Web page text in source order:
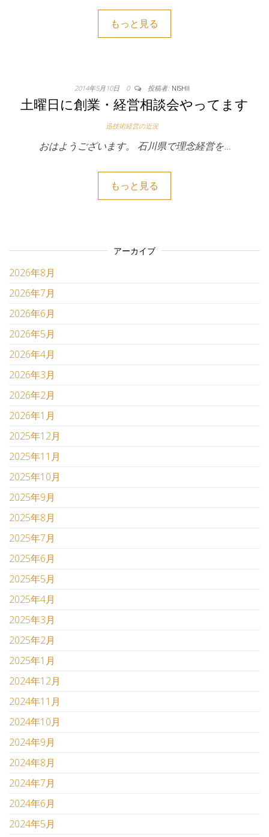
もっと見る
2014年5月10日 0 投稿者: NISHII
土曜日に創業・経営相談会やってます
迅技術経営の近況
おはようございます。 石川県で理念経営を…
もっと見る
アーカイブ
2026年8月
2026年7月
2026年6月
2026年5月
2026年4月
2026年3月
2026年2月
2026年1月
2025年12月
2025年11月
2025年10月
2025年9月
2025年8月
2025年7月
2025年6月
2025年5月
2025年4月
2025年3月
2025年2月
2025年1月
2024年12月
2024年11月
2024年10月
2024年9月
2024年8月
2024年7月
2024年6月
2024年5月